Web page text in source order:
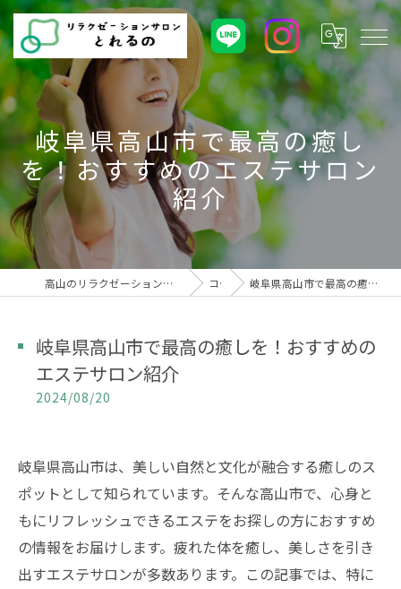
岐阜県高山市で最高の癒し
を！おすすめのエステサロン
紹介
高山のリラクゼーションサロンとれるの | 健康美と癒しの空間 コラム 岐阜県高山市で最高の癒しを！おすすめのエステサロン紹介
岐阜県高山市で最高の癒しを！おすすめの
エステサロン紹介
2024/08/20
岐阜県高山市は、美しい自然と文化が融合する癒しのス
ポットとして知られています。そんな高山市で、心身と
もにリフレッシュできるエステをお探しの方におすすめ
の情報をお届けします。疲れた体を癒し、美しさを引き
出すエステサロンが多数あります。この記事では、特に